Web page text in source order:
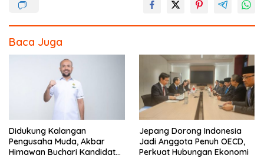
k
Baca Juga
Didukung Kalangan
Pengusaha Muda, Akbar
Himawan Buchari Kandidat
Jepang Dorong Indonesia
Jadi Anggota Penuh OECD,
Perkuat Hubungan Ekonomi